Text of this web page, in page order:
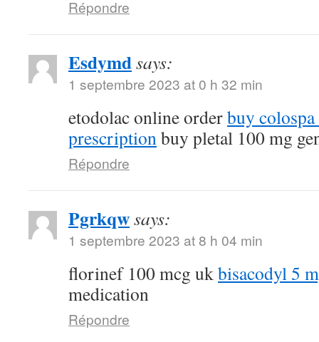
Répondre
Esdymdsays:
1 septembre 2023 at 0 h 32 min
etodolac online orderbuy
prescriptionbuy pletal 100 mg
Répondre
Pgrkqwsays:
1 septembre 2023 at 8 h 04 min
florinef 100 mcg ukbisacodyl 5
medication
Répondre